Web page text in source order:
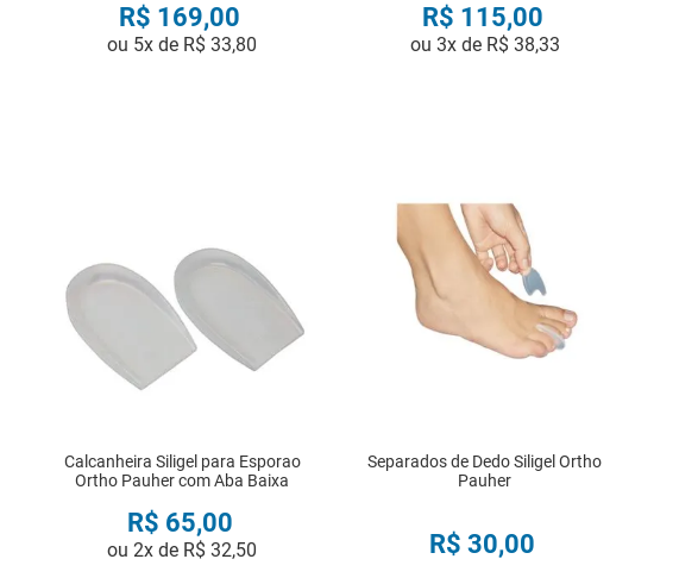
R$ 169,00
ou 5x de R$ 33,80
R$ 115,00
ou 3x de R$ 38,33
Calcanheira Siligel para Esporao
Ortho Pauher com Aba Baixa
R$ 65,00
ou2x de R$ 32,50
Separados de Dedo Siligel Ortho
Pauher
R$ 30,00